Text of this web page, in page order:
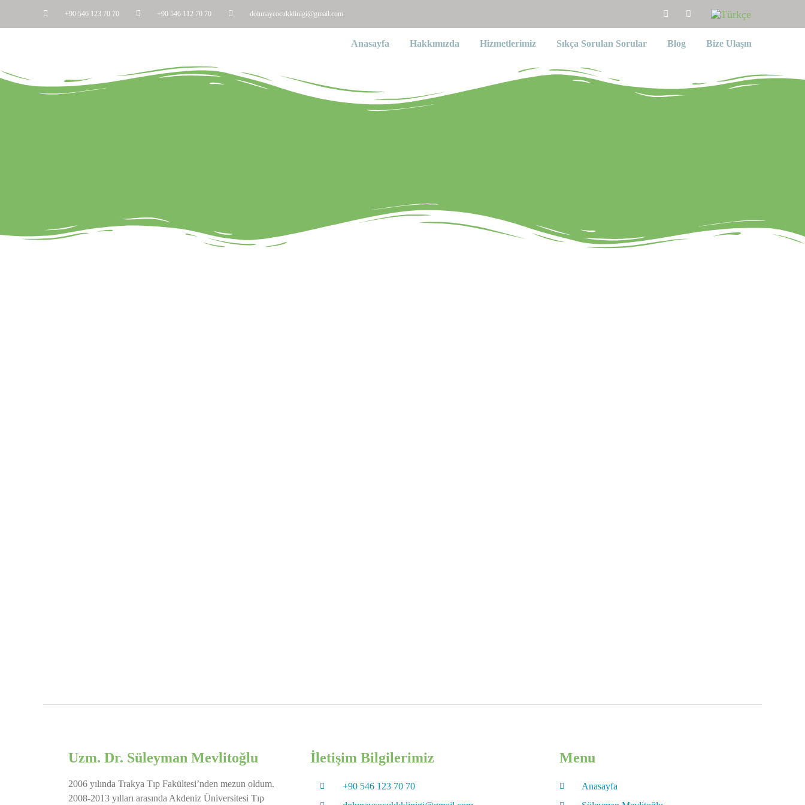
+90 546 123 70 70 +90 546 112 70 70 dolunaycocukklinigi@gmail.com
Anasayfa Hakkımızda Hizmetlerimiz Sıkça Sorulan Sorular Blog Bize Ulaşın
Uzm. Dr. Süleyman Mevlitoğlu
2006 yılında Trakya Tıp Fakültesi’nden mezun oldum.
2008-2013 yılları arasında Akdeniz Üniversitesi Tıp
İletişim Bilgilerimiz
+90 546 123 70 70
Menu
Anasayfa